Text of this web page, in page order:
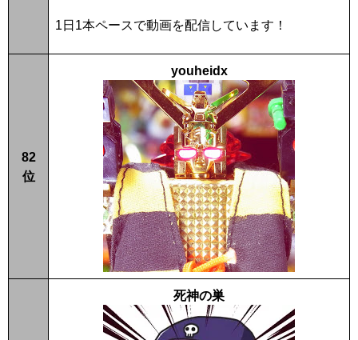
1日1本ペースで動画を配信しています！
82
位
youheidx
死神の巣